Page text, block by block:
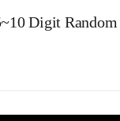
Digit Random